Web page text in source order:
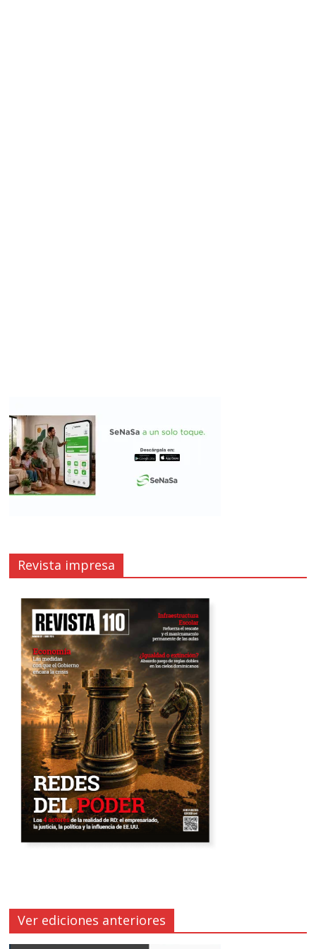
Revista impresa
Ver ediciones anteriores